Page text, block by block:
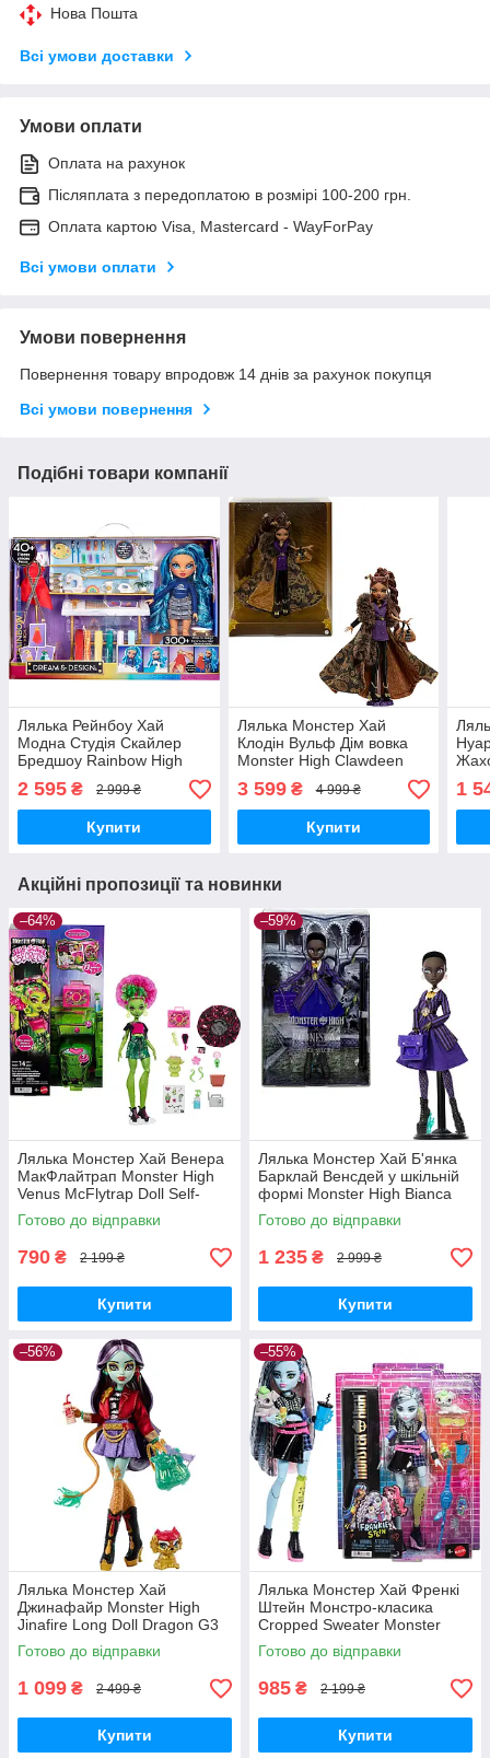
Нова Пошта
Всі умови доставки
Умови оплати
Оплата на рахунок
Післяплата з передоплатою в розмірі 100-200 грн.
Оплата картою Visa, Mastercard - WayForPay
Всі умови оплати
Умови повернення
Повернення товару впродовж 14 днів за рахунок покупця
Всі умови повернення
Подібні товари компанії
Лялька Рейнбоу Хай
Модна Студія Скайлер
Бредшоу Rainbow High
Dream & Design Fashion
Studio 587514 MGA
Оригінал MyDoll.com.ua
2 595 ₴ 2 999 ₴
Купити
Лялька Монстер Хай
Клодін Вульф Дім вовка
Monster High Clawdeen
Wolf House of Wolf Doll
JDR66 Mattel Оригінал
MyDoll.com.ua
3 599₴ 4 999 ₴
Купити
1
Акційні пропозиції та новинки
–64%
Лялька Монстер Хай Венера
МакФлайтрап Monster High
Venus McFlytrap Doll Self-
Scare Secrets JHK45 Mattel
Оригінал MyDoll.com.ua
Готово до відправки
790 ₴ 2 199 ₴
Купити
–59%
Лялька Монстер Хай Б'янка
Барклай Венсдей у шкільній
формі Monster High Bianca
Barclay Doll JDR71 Mattel
Оригінал
Готово до відправки
1 235 ₴ 2 999 ₴
Купити
–56%
Лялька Монстер Хай
Джинафайр Monster High
Jinafire Long Doll Dragon G3
HYV58 Монстро-класика
Mattel Оригінал
Готово до відправки
1 099 ₴ 2 499 ₴
Купити
–55%
Лялька Монстер Хай Френкі
Штейн Монстро-класика
Cropped Sweater Monster
High Frankie Stein Doll JHK31
Matel Оригінал MyDoll.com.ua
Готово до відправки
985 ₴ 2 199 ₴
Купити